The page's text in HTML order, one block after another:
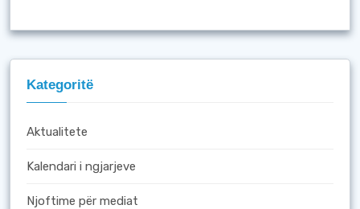
Kategoritë
Aktualitete
Kalendari i ngjarjeve
Njoftime për mediat